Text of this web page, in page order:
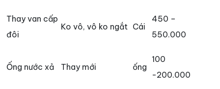
Thay van cấp
đôi
Ko vô, vô ko ngắt Cái
450 –
550.000
Ống nước xả Thay mới ống
100
-200.000